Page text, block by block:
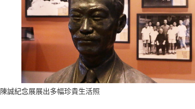
陳誠紀念展展出多幅珍貴生活照